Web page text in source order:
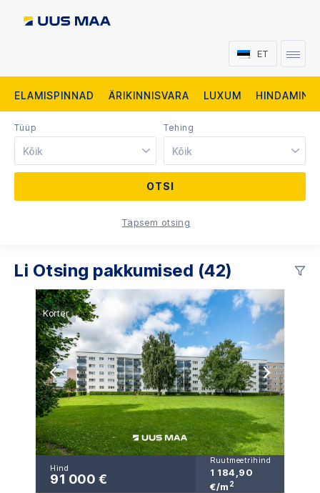
ET
ELAMISPINNAD ÄRIKINNISVARA LUXUM HINDAMINE
Tüüp
Kõik
Tehing
Kõik
Täpsem otsing
Li Otsing pakkumised (42)
Korter
Hind
91 000 €
Ruutmeetrihind
1 184,90
€/m 2